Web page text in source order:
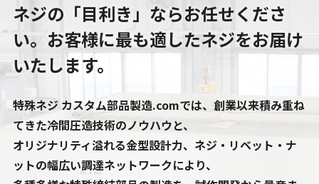
ネジの「目利き」ならお任せくださ
い。 お客様に最も適したネジをお届け
いたします。
特殊ネジ カスタム部品製造.comでは、創業以来積み重ね
てきた冷間圧造技術のノウハウと、
オリジナリティ溢れる金型設計力、ネジ・リベット・ナ
ットの幅広い調達ネットワークにより、